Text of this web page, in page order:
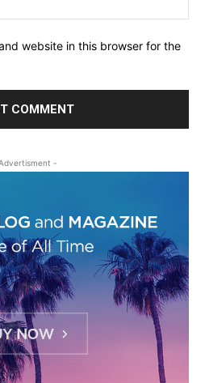
website in this browser for the
-